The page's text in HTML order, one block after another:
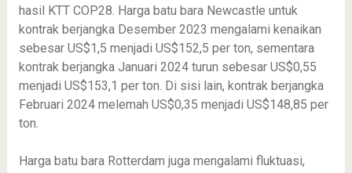
hasil KTT COP28. Harga batu bara Newcastle untuk
kontrak berjangka Desember 2023 mengalami kenaikan
sebesar US$1,5 menjadi US$152,5 per ton, sementara
kontrak berjangka Januari 2024 turun sebesar US$0,55
menjadi US$153,1 per ton. Di sisi lain, kontrak berjangka
Februari 2024 melemah US$0,35 menjadi US$148,85 per
ton.
Harga batu bara Rotterdam juga mengalami fluktuasi,